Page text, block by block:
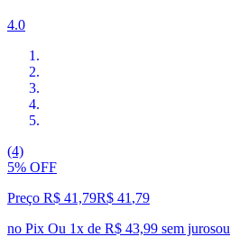
4.0
(4)
5% OFF
Preço R$ 41,79R$ 41 ,79
no Pix Ou 1x de R$ 43,99 sem jurosou